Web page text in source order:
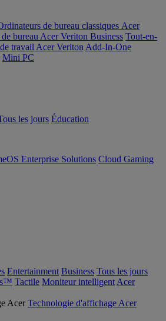
de bureau classiques Acer
bureau Acer Veriton Business Tout-en-
travail Acer Veriton Add-In-One
Mini PC
les jours Éducation
Enterprise Solutions Cloud Gaming
Entertainment Business Tous les jours
Tactile Moniteur intelligent Acer
Technologie d'affichage Acer